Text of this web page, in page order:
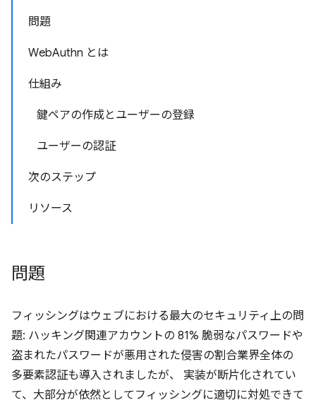
問題
WebAuthn とは
仕組み
鍵ペアの作成とユーザーの登録
ユーザーの認証
次のステップ
リソース
問題
フィッシングはウェブにおける最大のセキュリティ上の問
題: ハッキング関連アカウントの 81% 脆弱なパスワードや
盗まれたパスワードが悪用された侵害の割合業界全体の
多要素認証も導入されましたが、 実装が断片化されてい
て、大部分が依然としてフィッシングに適切に対処できて